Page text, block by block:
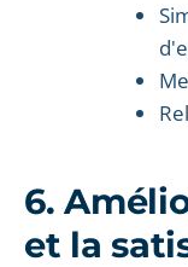
6.
et la